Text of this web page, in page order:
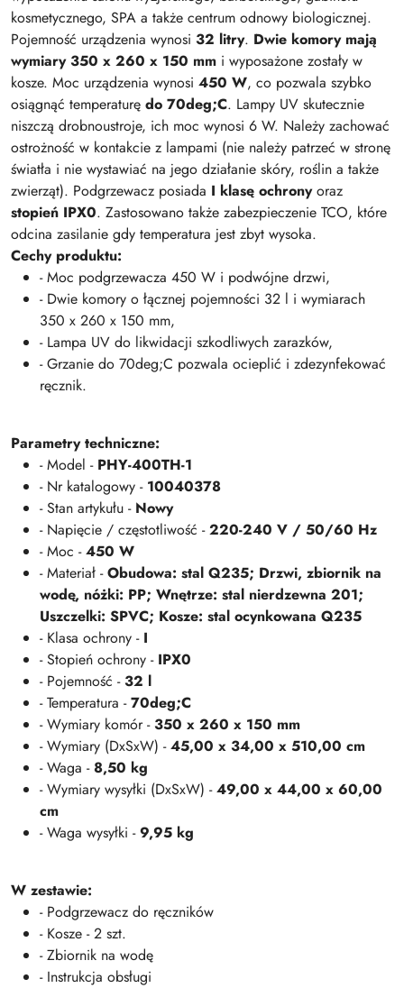
kosmetycznego, SPA a także centrum odnowy biologicznej.
Pojemność urządzenia wynosi 32 litry. Dwie komory mają
wymiary 350 x 260 x 150 mm i wyposażone zostały w
kosze. Moc urządzenia wynosi 450 W, co pozwala szybko
osiągnąć temperaturę do 70deg;C. Lampy UV skutecznie
niszczą drobnoustroje, ich moc wynosi 6 W. Należy zachować
ostrożność w kontakcie z lampami (nie należy patrzeć w stronę
światła i nie wystawiać na jego działanie skóry, roślin a także
zwierząt). Podgrzewacz posiada I klasę ochronyoraz
stopień IPX0. Zastosowano także zabezpieczenie TCO, które
odcina zasilanie gdy temperatura jest zbyt wysoka.
Cechy produktu:
- Moc podgrzewacza 450 W i podwójne drzwi,
- Dwie komory o łącznej pojemności 32 l i wymiarach
350 x 260 x 150 mm,
- Lampa UV do likwidacji szkodliwych zarazków,
- Grzanie do 70deg;C pozwala ocieplić i zdezynfekować
ręcznik.
Parametry techniczne:
- Model - PHY-400TH-1
- Nr katalogowy - 10040378
- Stan artykułu - Nowy
- Napięcie / częstotliwość -220-240 V / 50/60 Hz
- Moc -450 W
- Materiał -Obudowa: stal Q235; Drzwi, zbiornik na
wodę, nóżki: PP; Wnętrze: stal nierdzewna 201;
Uszczelki: SPVC; Kosze: stal ocynkowana Q235
- Klasa ochrony - I
- Stopień ochrony - IPX0
- Pojemność -32 l
- Temperatura -70deg;C
- Wymiary komór -350 x 260 x 150 mm
- Wymiary (DxSxW) -45,00 x 34,00 x 510,00 cm
- Waga -8,50 kg
- Wymiary wysyłki (DxSxW) -49,00 x 44,00 x 60,00
cm
- Waga wysyłki -9,95 kg
W zestawie:
- Podgrzewacz do ręczników
- Kosze - 2 szt.
- Zbiornik na wodę
- Instrukcja obsługi